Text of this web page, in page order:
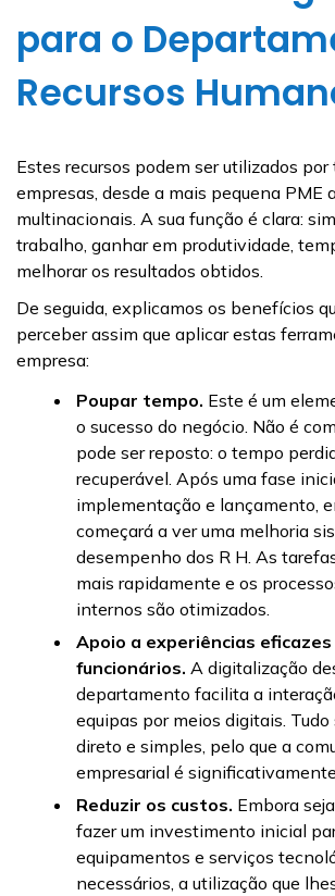
para o
Recursos
Estes recursos podem ser utilizados
empresas, desde a mais pequena PME
multinacionais. A sua função é clara:
trabalho, ganhar em produtividade,
melhorar os resultados obtidos.
De seguida, explicamos os benefícios
perceber assim que aplicar estas
empresa:
Poupar tempo. Este é um
o sucesso do negócio. Não é
pode ser reposto: o tempo
recuperável. Após uma fase
implementação e lançamento,
começará a ver uma melhoria
desempenho dos R H. As
mais rapidamente e os
internos são otimizados.
Apoio a experiências eficazes
funcionários. A digitalização
departamento facilita a
equipas por meios digitais. Tudo
direto e simples, pelo que a
empresarial é
Reduzir os custos. Embora
fazer um investimento inicial
equipamentos e serviços
necessários, a utilização que